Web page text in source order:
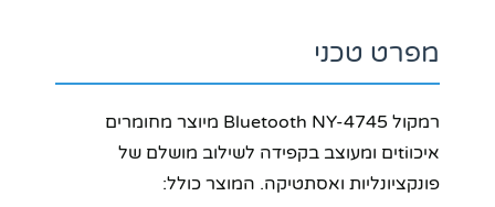
מפרט טכני
רמקול Bluetooth NY-4745 מיוצר מחומרים
איכוtiים ומעוצב בקפידה לשילוב מושלם של
פונקציונליות ואסתטיקה. המוצר כולל: